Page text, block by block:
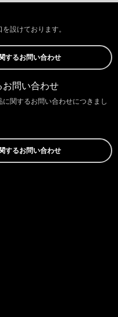
設けております。
するお問い合わせ
お問い合わせ
関するお問い合わせにつきまし
するお問い合わせ